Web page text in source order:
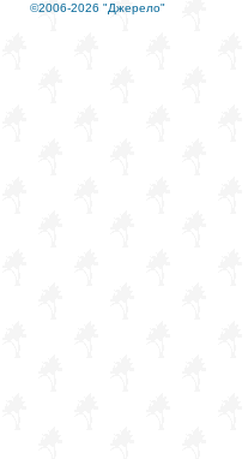
©2006-2026 "Джерело"